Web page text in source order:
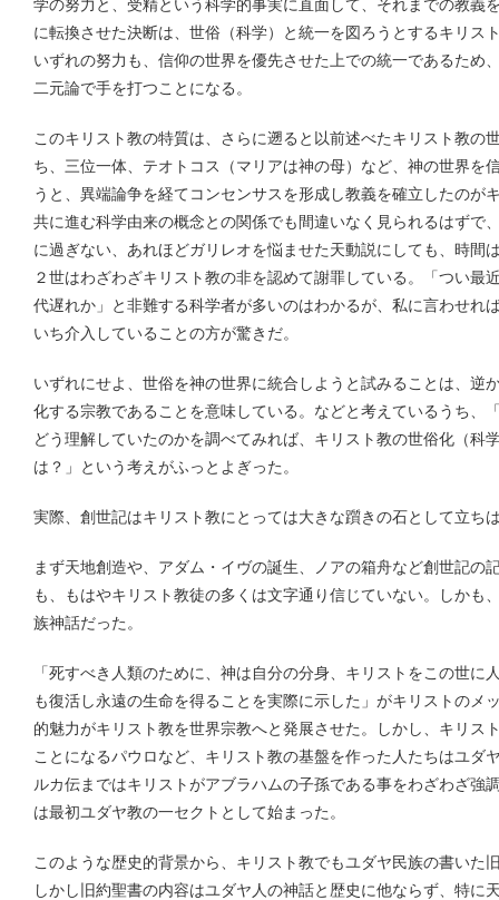
学の努力と、受精という科学的事実に直面して、それまでの教義
に転換させた決断は、世俗（科学）と統一を図ろうとするキリス
いずれの努力も、信仰の世界を優先させた上での統一であるため
二元論で手を打つことになる。
このキリスト教の特質は、さらに遡ると以前述べたキリスト教の
ち、三位一体、テオトコス（マリアは神の母）など、神の世界を
うと、異端論争を経てコンセンサスを形成し教義を確立したのが
共に進む科学由来の概念との関係でも間違いなく見られるはずで
に過ぎない、あれほどガリレオを悩ませた天動説にしても、時間
２世はわざわざキリスト教の非を認めて謝罪している。「つい最
代遅れか」と非難する科学者が多いのはわかるが、私に言わせれ
いち介入していることの方が驚きだ。
いずれにせよ、世俗を神の世界に統合しようと試みることは、逆
化する宗教であることを意味している。などと考えているうち、
どう理解していたのかを調べてみれば、キリスト教の世俗化（科
は？」という考えがふっとよぎった。
実際、創世記はキリスト教にとっては大きな躓きの石として立ち
まず天地創造や、アダム・イヴの誕生、ノアの箱舟など創世記の
も、もはやキリスト教徒の多くは文字通り信じていない。しかも
族神話だった。
「死すべき人類のために、神は自分の分身、キリストをこの世に
も復活し永遠の生命を得ることを実際に示した」がキリストのメ
的魅力がキリスト教を世界宗教へと発展させた。しかし、キリス
ことになるパウロなど、キリスト教の基盤を作った人たちはユダ
ルカ伝まではキリストがアブラハムの子孫である事をわざわざ強
は最初ユダヤ教の一セクトとして始まった。
このような歴史的背景から、キリスト教でもユダヤ民族の書いた
しかし旧約聖書の内容はユダヤ人の神話と歴史に他ならず、特に